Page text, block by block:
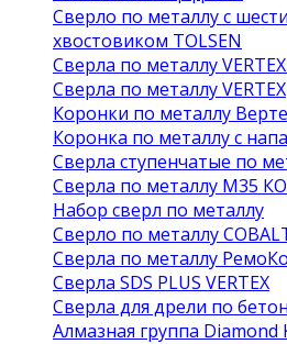
Сверло по металлу с
хвостовиком TOLSEN
Сверла по металлу
Сверла по металлу VERTEX
Коронки по металлу
Коронка по металлу с
Сверла ступенчатые по
Сверла по металлу М35
Набор сверл по металлу
Сверло по металлу
Сверла по металлу
Сверла SDS PLUS VERTEX
Сверла для дрели по
Алмазная группа Diamond